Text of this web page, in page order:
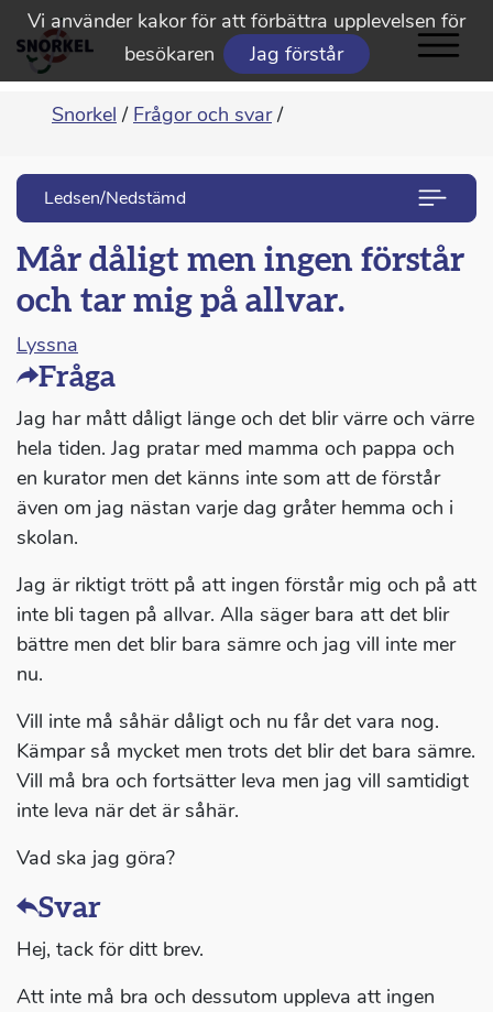
Vi använder kakor för att förbättra upplevelsen för
besökaren
Jag förstår
Snorkel / Frågor och svar /
Ledsen/Nedstämd
Mår dåligt men ingen förstår
och tar mig på allvar.
Lyssna
Fråga
Jag har mått dåligt länge och det blir värre och värre
hela tiden. Jag pratar med mamma och pappa och
en kurator men det känns inte som att de förstår
även om jag nästan varje dag gråter hemma och i
skolan.
Jag är riktigt trött på att ingen förstår mig och på att
inte bli tagen på allvar. Alla säger bara att det blir
bättre men det blir bara sämre och jag vill inte mer
nu.
Vill inte må såhär dåligt och nu får det vara nog.
Kämpar så mycket men trots det blir det bara sämre.
Vill må bra och fortsätter leva men jag vill samtidigt
inte leva när det är såhär.
Vad ska jag göra?
Svar
Hej, tack för ditt brev.
Att inte må bra och dessutom uppleva att ingen